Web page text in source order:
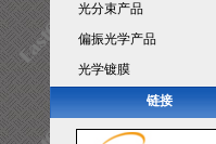
光分束产品
偏振光学产品
光学镀膜
链接